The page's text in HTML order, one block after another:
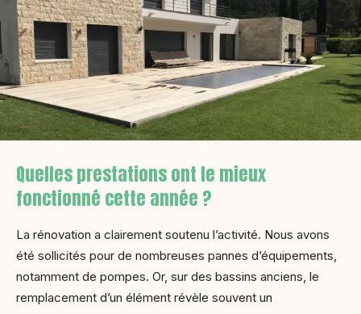
Quelles prestations ont le mieux
fonctionné cette année ?
La rénovation a clairement soutenu l’activité. Nous avons
été sollicités pour de nombreuses pannes d’équipements,
notamment de pompes. Or, sur des bassins anciens, le
remplacement d’un élément révèle souvent un